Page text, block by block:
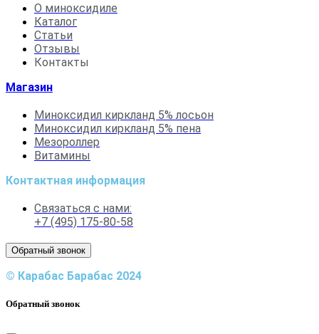
О миноксидиле
Каталог
Статьи
Отзывы
Контакты
Магазин
Миноксидил киркланд 5% лосьон
Миноксидил киркланд 5% пена
Мезороллер
Витамины
Контактная информация
Связаться с нами:
+7 (495) 175-80-58
Обратный звонок
© Карабас Барабас 2024
Обратный звонок